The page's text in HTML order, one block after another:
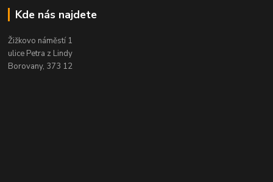
Kde nás najdete
Žižkovo náměstí 1
ulice Petra z Lindy
Borovany, 373 12